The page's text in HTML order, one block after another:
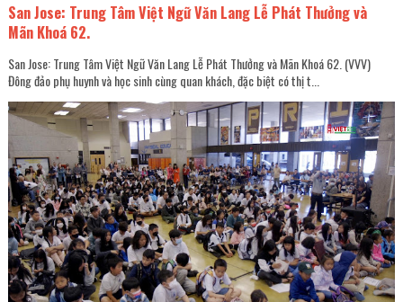
San Jose: Trung Tâm Việt Ngữ Văn Lang Lễ Phát Thưởng và
Mãn Khoá 62.
San Jose: Trung Tâm Việt Ngữ Văn Lang Lễ Phát Thưởng và Mãn Khoá 62. (VVV)
Đông đảo phụ huynh và học sinh cùng quan khách, đặc biệt có thị t...